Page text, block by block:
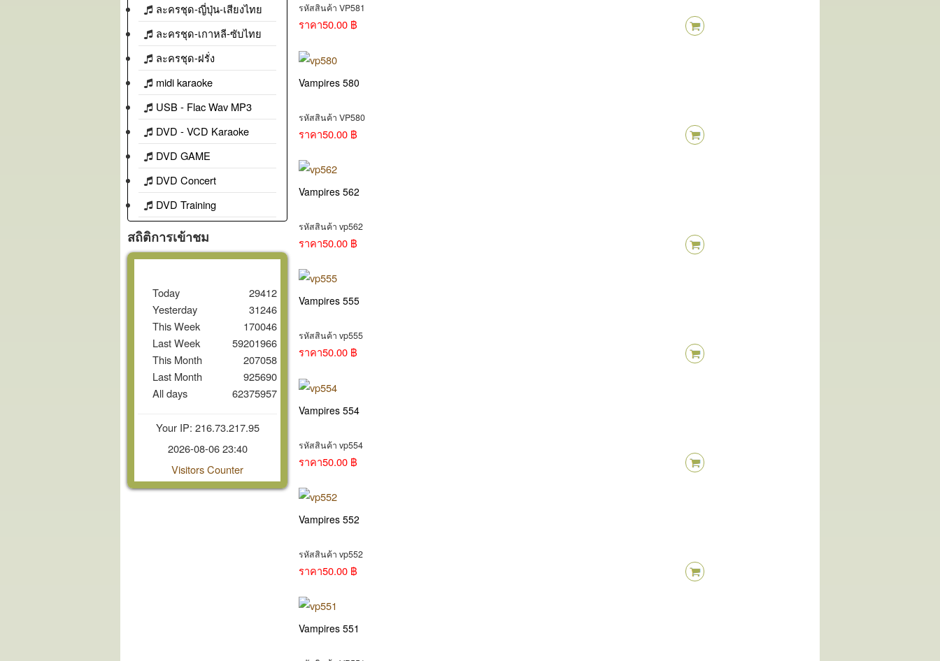
ละครชุด-ญี่ปุ่น-เสียงไทย
ละครชุด-เกาหลี-ซับไทย
ละครชุด-ฝรั่ง
midi karaoke
USB - Flac Wav MP3
DVD - VCD Karaoke
DVD GAME
DVD Concert
DVD Training
สถิติการเข้าชม
Today
Yesterday
This Week
Last Week
This Month
Last Month
All days
29412
31246
170046
59201966
207058
925690
62375957
Your IP: 216.73.217.95
2026-08-06 23:40
Visitors Counter
รหัสสินค้า VP581
ราคา50.00 ฿
Vampires 580
รหัสสินค้า VP580
ราคา50.00 ฿
Vampires 562
รหัสสินค้า vp562
ราคา50.00 ฿
Vampires 555
รหัสสินค้า vp555
ราคา50.00 ฿
Vampires 554
รหัสสินค้า vp554
ราคา50.00 ฿
Vampires 552
รหัสสินค้า vp552
ราคา50.00 ฿
Vampires 551